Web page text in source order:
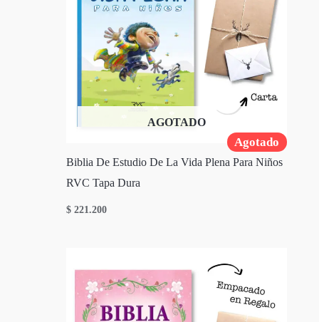
Agotado
AGOTADO
Biblia De Estudio De La Vida Plena Para Niños
RVC Tapa Dura
$ 221.200